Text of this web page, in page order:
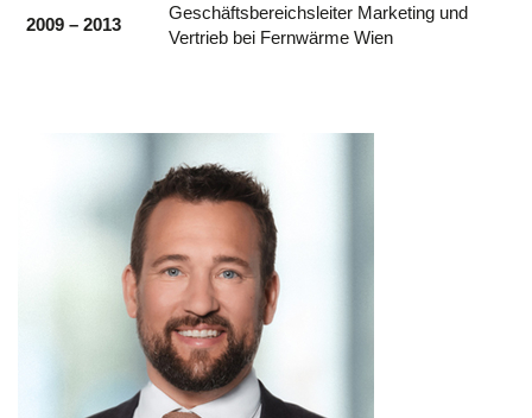
2009 – 2013
Geschäftsbereichsleiter Marketing und
Vertrieb bei Fernwärme Wien